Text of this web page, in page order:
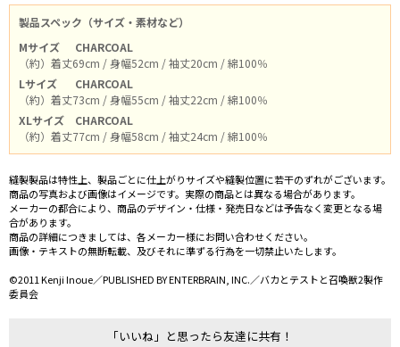
製品スペック（サイズ・素材など）
Mサイズ
CHARCOAL
（約）着丈69cm / 身幅52cm / 袖丈20cm / 綿100％
Lサイズ
CHARCOAL
（約）着丈73cm / 身幅55cm / 袖丈22cm / 綿100％
XLサイズ
CHARCOAL
（約）着丈77cm / 身幅58cm / 袖丈24cm / 綿100％
縫製製品は特性上、製品ごとに仕上がりサイズや縫製位置に若干のずれがございます。
商品の写真および画像はイメージです。実際の商品とは異なる場合があります。
メーカーの都合により、商品のデザイン・仕様・発売日などは予告なく変更となる場
合があります。
商品の詳細につきましては、各メーカー様にお問い合わせください。
画像・テキストの無断転載、及びそれに準ずる行為を一切禁止いたします。
©2011 Kenji Inoue／PUBLISHED BY ENTERBRAIN, INC.／バカとテストと召喚獣2製作
委員会
「いいね」と思ったら友達に共有！